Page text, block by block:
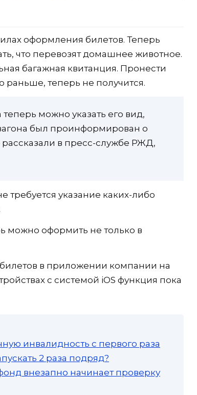
оформления билетов. Теперь
что перевозят домашнее животное.
багажная квитанция. Пронести
раньше, теперь не получится.
можно указать его вид,
был проинформирован о
в пресс-службе РЖД,
указание каких-либо
можно оформить не только в
в приложении компании на
с системой iOS функция пока
инвалидность с первого раза
2 раза подряд?
внезапно начинает проверку